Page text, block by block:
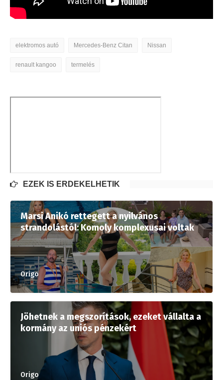
elektromos autó Mercedes-Benz Citan Nissan
renault kangoo termelés
EZEK IS ÉRDEKELHETIK
Marsi Anikó rettegett a nyilvános
strandolástól: Komoly komplexusai voltak
Origo
Jöhetnek a megszorítások, ezeket vállalta a
kormány az uniós pénzekért
Origo